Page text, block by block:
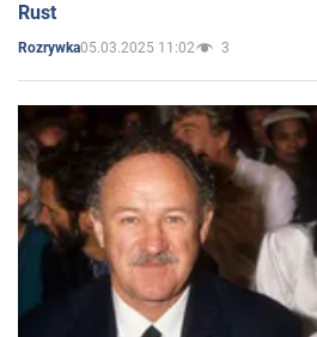
Rust
Rozrywka05.03.2025 11:02 3